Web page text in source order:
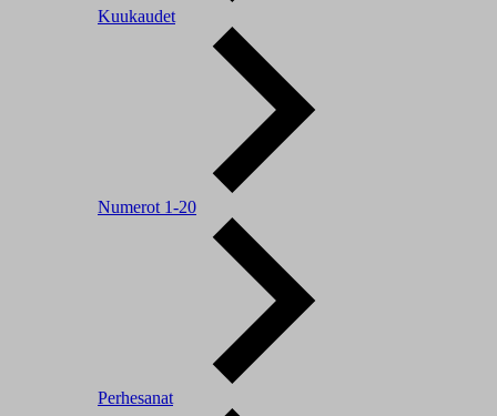
Kuukaudet
Numerot 1-20
Perhesanat